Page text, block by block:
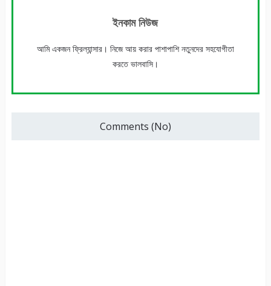
ইনকাম নিউজ
আমি একজন ফ্রিল্যান্সার। নিজে আয় করার পাশাপাশি নতুনদের সহযোগীতা
করতে ভালবাসি।
Comments (No)